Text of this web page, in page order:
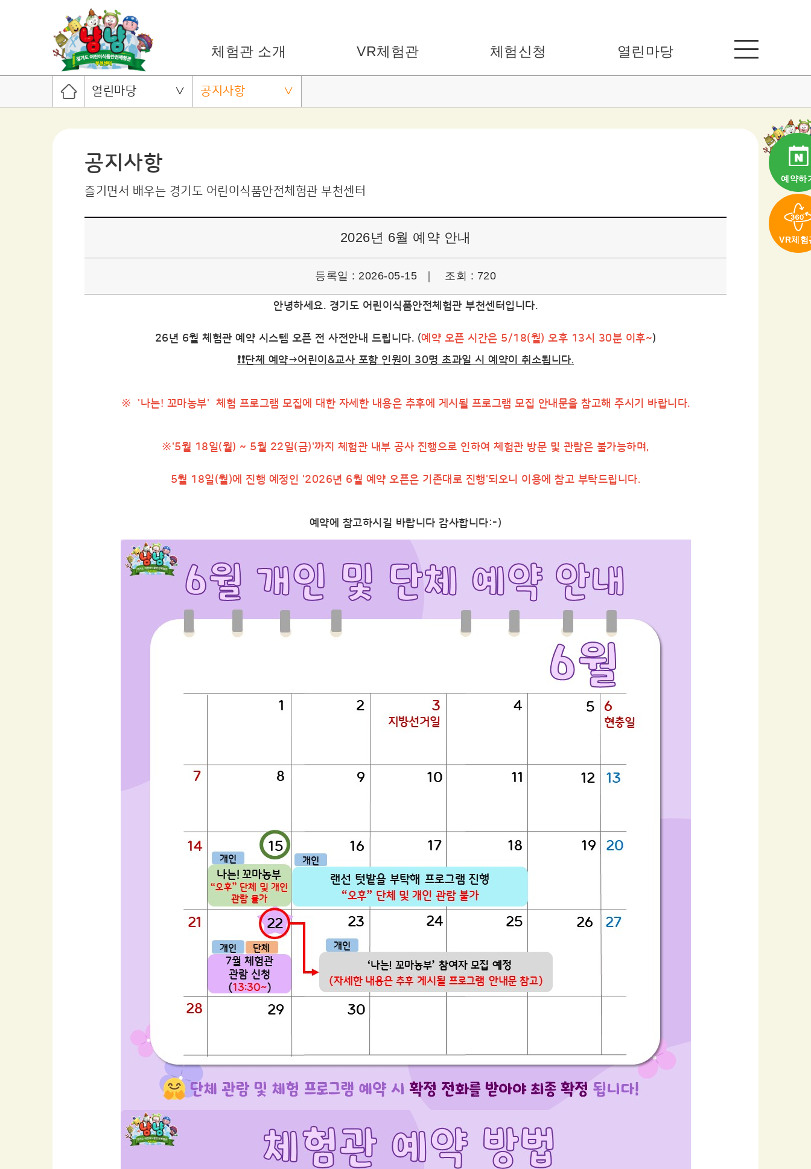
체험관 소개 VR체험관 체험신청 열린마당
열린마당 공지사항
예약하
VR체험
공지사항
즐기면서 배우는 경기도 어린이식품안전체험관 부천센터
2026년 6월 예약 안내
등록일 : 2026-05-15 ｜ 조회 : 720
안녕하세요. 경기도 어린이식품안전체험관 부천센터입니다.
26년 6월 체험관 예약 시스템 오픈 전 사전안내 드립니다. (예약 오픈 시간은 5/18(월) 오후 13시 30분 이후~)
❗❗단체 예약→어린이&교사 포함 인원이 30명 초과일 시 예약이 취소됩니다.
※ '나는! 꼬마농부' 체험 프로그램 모집에 대한 자세한 내용은 추후에 게시될 프로그램 모집 안내문을 참고해 주시기 바랍니다.
※'5월 18일(월) ~ 5월 22일(금)'까지 체험관 내부 공사 진행으로 인하여 체험관 방문 및 관람은 불가능하며,
5월 18일(월)에 진행 예정인 '2026년 6월 예약 오픈은 기존대로 진행'되오니 이용에 참고 부탁드립니다.
예약에 참고하시길 바랍니다 감사합니다:-)